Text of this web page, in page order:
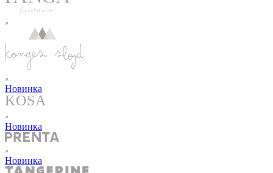
Новинка
Новинка
Новинка